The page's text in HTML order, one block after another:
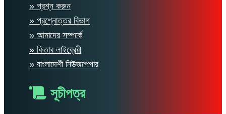
» প্রশ্ন করুন
» প্রশ্নোত্তর বিভাগ
» আমাদের সম্পর্কে
» কিতাব লাইব্রেরী
» বাংলাদেশী নিউজপেপার
সূচীপত্র